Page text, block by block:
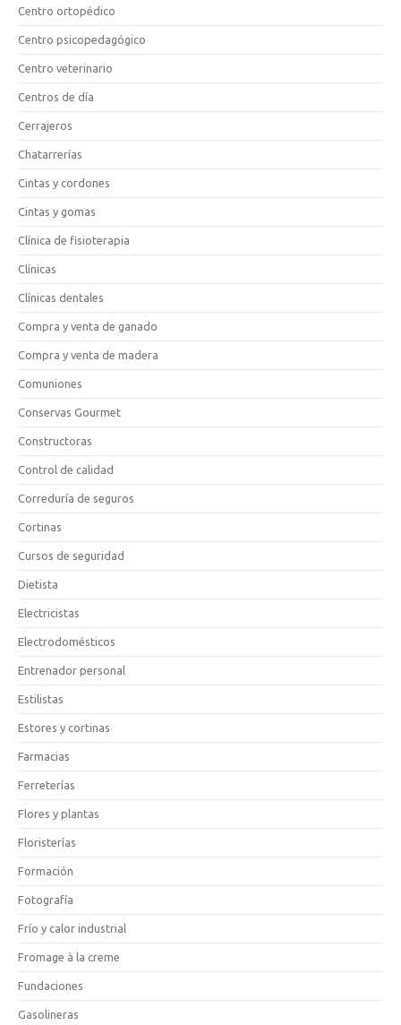
Centro ortopédico
Centro psicopedagógico
Centro veterinario
Centros de día
Cerrajeros
Chatarrerías
Cintas y cordones
Cintas y gomas
Clínica de fisioterapia
Clínicas
Clínicas dentales
Compra y venta de ganado
Compra y venta de madera
Comuniones
Conservas Gourmet
Constructoras
Control de calidad
Correduría de seguros
Cortinas
Cursos de seguridad
Dietista
Electricistas
Electrodomésticos
Entrenador personal
Estilistas
Estores y cortinas
Farmacias
Ferreterías
Flores y plantas
Floristerías
Formación
Fotografía
Frío y calor industrial
Fromage à la creme
Fundaciones
Gasolineras